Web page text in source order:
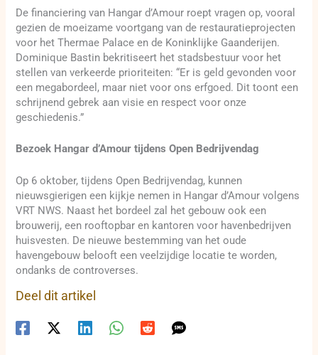
De financiering van Hangar d’Amour roept vragen op, vooral
gezien de moeizame voortgang van de restauratieprojecten
voor het Thermae Palace en de Koninklijke Gaanderijen.
Dominique Bastin bekritiseert het stadsbestuur voor het
stellen van verkeerde prioriteiten: “Er is geld gevonden voor
een megabordeel, maar niet voor ons erfgoed. Dit toont een
schrijnend gebrek aan visie en respect voor onze
geschiedenis.”
Bezoek Hangar d’Amour tijdens Open Bedrijvendag
Op 6 oktober, tijdens Open Bedrijvendag, kunnen
nieuwsgierigen een kijkje nemen in Hangar d’Amour volgens
VRT NWS. Naast het bordeel zal het gebouw ook een
brouwerij, een rooftopbar en kantoren voor havenbedrijven
huisvesten. De nieuwe bestemming van het oude
havengebouw belooft een veelzijdige locatie te worden,
ondanks de controverses.
Deel dit artikel